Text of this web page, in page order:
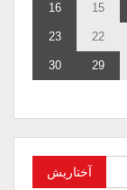
15
16
22
23
29
30